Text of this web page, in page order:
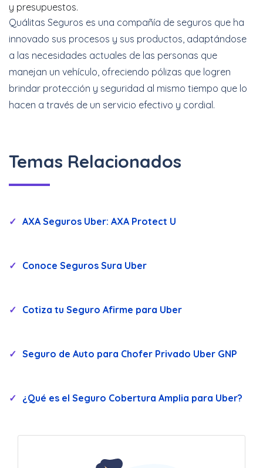
y presupuestos.
Quálitas Seguros es una compañía de seguros que ha
innovado sus procesos y sus productos, adaptándose
a las necesidades actuales de las personas que
manejan un vehículo, ofreciendo pólizas que logren
brindar protección y seguridad al mismo tiempo que lo
hacen a través de un servicio efectivo y cordial.
Temas Relacionados
AXA Seguros Uber: AXA Protect U
Conoce Seguros Sura Uber
Cotiza tu Seguro Afirme para Uber
Seguro de Auto para Chofer Privado Uber GNP
¿Qué es el Seguro Cobertura Amplia para Uber?